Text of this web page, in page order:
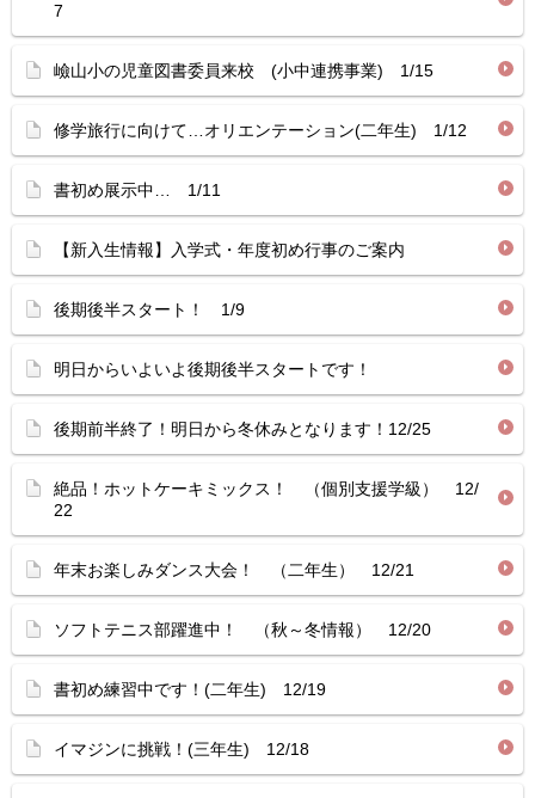
7
嶮山小の児童図書委員来校 (小中連携事業) 1/15
修学旅行に向けて…オリエンテーション(二年生) 1/12
書初め展示中… 1/11
【新入生情報】入学式・年度初め行事のご案内
後期後半スタート！ 1/9
明日からいよいよ後期後半スタートです！
後期前半終了！明日から冬休みとなります！12/25
絶品！ホットケーキミックス！ （個別支援学級） 12/
22
年末お楽しみダンス大会！ （二年生） 12/21
ソフトテニス部躍進中！ （秋～冬情報） 12/20
書初め練習中です！(二年生) 12/19
イマジンに挑戦！(三年生) 12/18